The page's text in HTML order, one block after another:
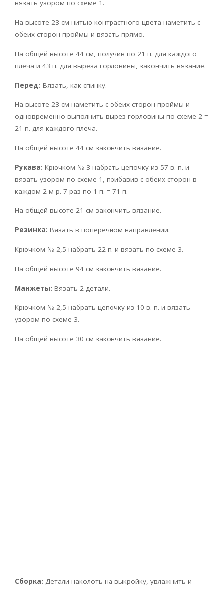
вязать узором по схеме 1.
На высоте 23 см нитью контрастного цвета наметить с
обеих сторон проймы и вязать прямо.
На общей высоте 44 см, получив по 21 п. для каждого
плеча и 43 п. для выреза горловины, закончить вязание.
Перед: Вязать, как спинку.
На высоте 23 см наметить с обеих сторон проймы и
одновременно выполнить вырез горловины по схеме 2 =
21 п. для каждого плеча.
На общей высоте 44 см закончить вязание.
Рукава: Крючком № 3 набрать цепочку из 57 в. п. и
вязать узором по схеме 1, прибавив с обеих сторон в
каждом 2-м р. 7 раз по 1 п. = 71 п.
На общей высоте 21 см закончить вязание.
Резинка: Вязать в поперечном направлении.
Крючком № 2,5 набрать 22 п. и вязать по схеме 3.
На общей высоте 94 см закончить вязание.
Манжеты: Вязать 2 детали.
Крючком № 2,5 набрать цепочку из 10 в. п. и вязать
узором по схеме 3.
На общей высоте 30 см закончить вязание.
Сборка: Детали наколоть на выкройку, увлажнить и